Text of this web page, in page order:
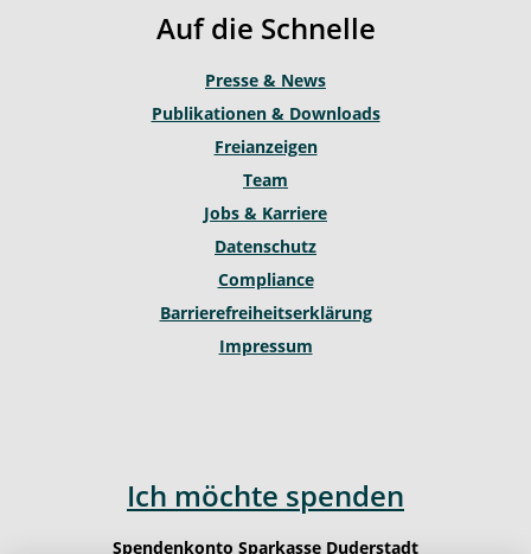
e
r
a
m
o
o
k
Auf die Schnelle
Presse & News
Publikationen & Downloads
Freianzeigen
Team
Jobs & Karriere
Datenschutz
Compliance
Barrierefreiheitserklärung
Impressum
Ich möchte spenden
Spendenkonto Sparkasse Duderstadt